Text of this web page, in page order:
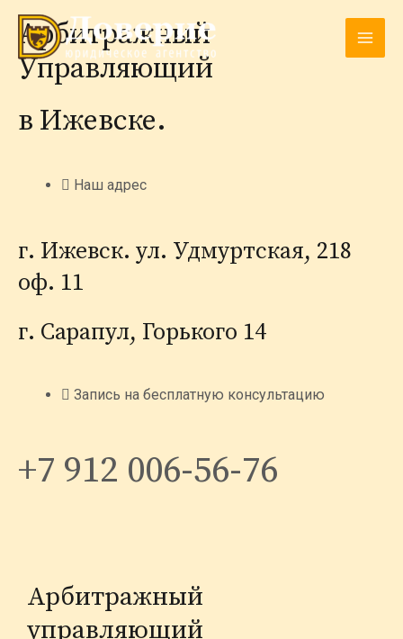
содержимому
Арбитражный
Управляющий
в Ижевске.
Наш адрес
г. Ижевск. ул. Удмуртская, 218
оф. 11
г. Сарапул, Горького 14
Запись на бесплатную консультацию
+7 912 006-56-76
Арбитражный
управляющий